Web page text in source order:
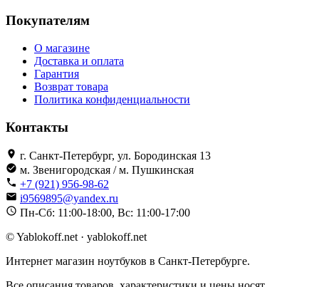
Покупателям
О магазине
Доставка и оплата
Гарантия
Возврат товара
Политика конфиденциальности
Контакты
г. Санкт-Петербург, ул. Бородинская 13
м. Звенигородская / м. Пушкинская
+7 (921) 956-98-62
i9569895@yandex.ru
Пн-Сб: 11:00-18:00, Вс: 11:00-17:00
© Yablokoff.net · yablokoff.net
Интернет магазин ноутбуков в Санкт-Петербурге.